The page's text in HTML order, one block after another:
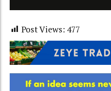
Post Views: 477